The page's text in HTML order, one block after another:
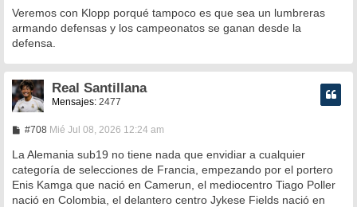
Veremos con Klopp porqué tampoco es que sea un lumbreras
armando defensas y los campeonatos se ganan desde la
defensa.
Real Santillana
Mensajes: 2477
#708M
n
s
a
j
Mié Jul 08, 2026 12:24 am
La Alemania sub19 no tiene nada que envidiar a cualquier
categoría de selecciones de Francia, empezando por el portero
Enis Kamga que nació en Camerun, el mediocentro Tiago Poller
nació en Colombia, el delantero centro Jykese Fields nació en